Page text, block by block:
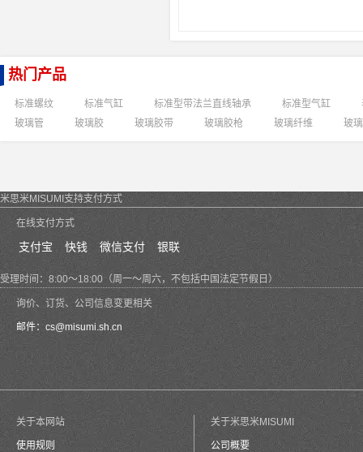
热门产品
标准螺纹 标准气缸 标准型带法兰直线轴承 标准型气缸
玻璃管
玻璃胶 玻璃胶带 玻璃胶枪 玻璃纤维 玻
米思米MISUMI支持支付方式
在线支付方式
支付宝 快钱 微信支付 银联
受理时间：8:00～18:00（周一～周六，不包括中国法定节假日）
询价、订货、公司信息变更相关
邮件： cs@misumi.sh.cn
关于本网站
使用规则
关于米思米MISUMI
公司概要